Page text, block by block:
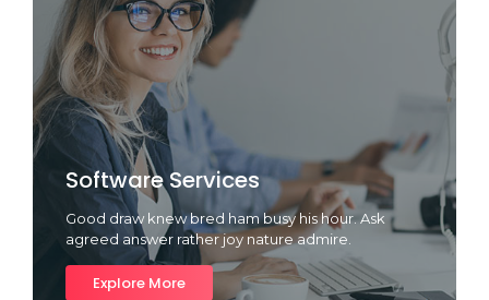
Software Services
Good draw knew bred ham busy his hour. Ask
agreed answer rather joy nature admire.
Explore More